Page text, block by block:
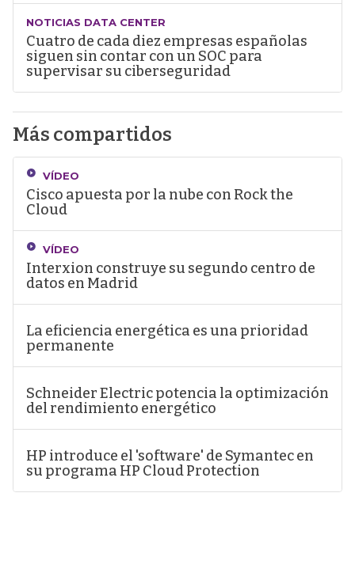
NOTICIAS DATA CENTER
Cuatro de cada diez empresas españolas
siguen sin contar con un SOC para
supervisar su ciberseguridad
Más compartidos
VÍDEO
Cisco apuesta por la nube con Rock the
Cloud
VÍDEO
Interxion construye su segundo centro de
datos en Madrid
La eficiencia energética es una prioridad
permanente
Schneider Electric potencia la optimización
del rendimiento energético
HP introduce el 'software' de Symantec en
su programa HP Cloud Protection